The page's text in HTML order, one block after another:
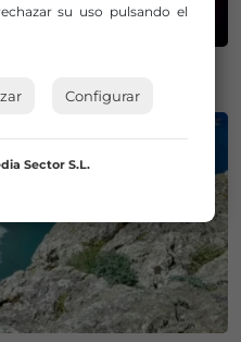
de Bizkaia y Las
del 12 de agosto
su uso pulsando el
Configurar
Sector S.L.